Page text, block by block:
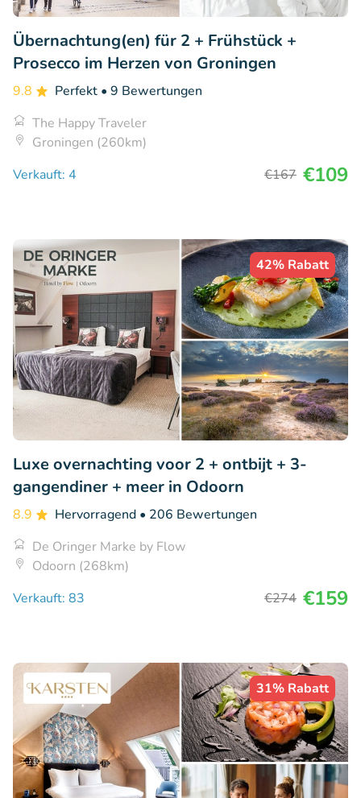
Übernachtung(en) für 2 + Frühstück +
Prosecco im Herzen von Groningen
9.8 Perfekt • 9 Bewertungen
The Happy Traveler
Groningen (260km)
Verkauft: 4
€167 €109
42% Rabatt
Luxe overnachting voor 2 + ontbijt + 3-
gangendiner + meer in Odoorn
8.9 Hervorragend • 206 Bewertungen
De Oringer Marke by Flow
Odoorn (268km)
Verkauft: 83
€274 €159
31% Rabatt